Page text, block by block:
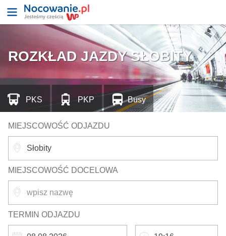
ROZKŁAD JAZDY SŁOBITY
MIEJSCOWOŚĆ ODJAZDU
MIEJSCOWOŚĆ DOCELOWA
TERMIN ODJAZDU
PKS PKP Busy